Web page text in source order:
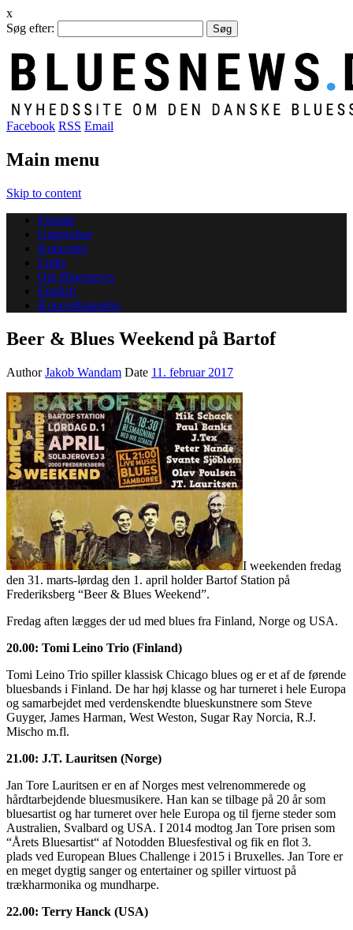
x
Søg efter:
Facebook RSS Email
Main menu
Skip to content
Forside
Udgivelser
Koncerter
Links
Om Bluesnews
English
Koncertkalender
Beer & Blues Weekend på Bartof
AuthorJakob Wandam Date 11. februar 2017
I weekenden fredag
den 31. marts-lørdag den 1. april holder Bartof Station på
Frederiksberg “Beer & Blues Weekend”.
Fredag aften lægges der ud med blues fra Finland, Norge og USA.
20.00: Tomi Leino Trio (Finland)
Tomi Leino Trio spiller klassisk Chicago blues og er et af de førende
bluesbands i Finland. De har høj klasse og har turneret i hele Europa
og samarbejdet med verdenskendte blueskunstnere som Steve
Guyger, James Harman, West Weston, Sugar Ray Norcia, R.J.
Mischo m.fl.
21.00: J.T. Lauritsen (Norge)
Jan Tore Lauritsen er en af Norges mest velrenommerede og
hårdtarbejdende bluesmusikere. Han kan se tilbage på 20 år som
bluesartist og har turneret over hele Europa og til fjerne steder som
Australien, Svalbard og USA. I 2014 modtog Jan Tore prisen som
“Årets Bluesartist“ af Notodden Bluesfestival og fik en flot 3.
plads ved European Blues Challenge i 2015 i Bruxelles. Jan Tore er
en meget dygtig sanger og entertainer og spiller virtuost på
trækharmonika og mundharpe.
22.00: Terry Hanck (USA)